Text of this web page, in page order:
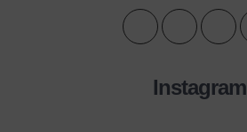
Instagram